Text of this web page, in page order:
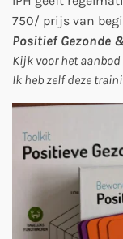
750/ prijs van
Positief Gezonde
Kijk voor het
Ik heb zelf deze